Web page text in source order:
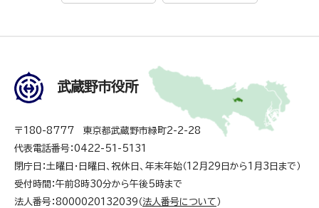
武蔵野市役所
〒180-8777 東京都武蔵野市緑町2-2-28
代表電話番号：0422-51-5131
閉庁日：土曜日・日曜日、祝休日、年末年始（12月29日から1月3日まで）
受付時間：午前8時30分から午後5時まで
法人番号：8000020132039（ 法人番号について ）